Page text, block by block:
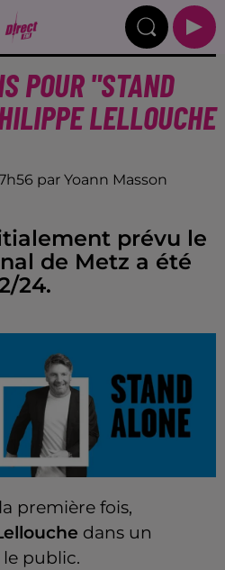
POUR "STAND
LELLOUCHE
par Yoann Masson
prévu le
de Metz a été
24.
première fois,
dans un
public.